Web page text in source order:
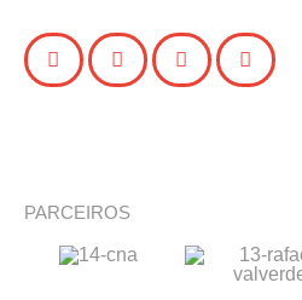
PARCEIROS